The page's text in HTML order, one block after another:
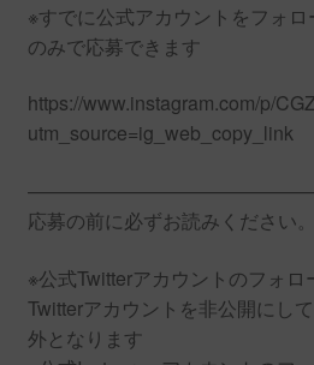
※すでに公式アカウントをフォ
のみで応募できます
https://www.instagram.com/p/
utm_source=ig_web_copy_link
応募の前に必ずお読みください。
※公式Twitterアカウントのフォロ
Twitterアカウントを非公開にし
外となります